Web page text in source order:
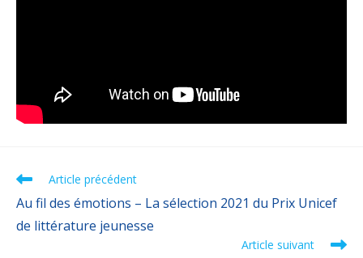
Article précédent
Au fil des émotions – La sélection 2021 du Prix Unicef
de littérature jeunesse
Article suivant